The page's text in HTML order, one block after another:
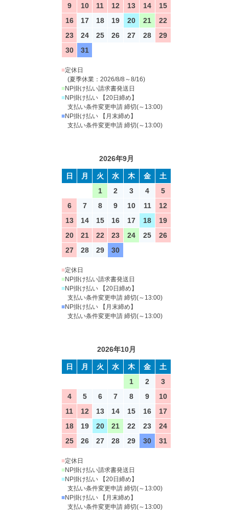
9
10 11 12 13 14
15
16
17 18 19 20 21
22
23
24 25 26 27 28
29
30
31
■定休日
(夏季休業：2026/8/8～8/16)
■NP掛け払い請求書発送日
■NP掛け払い 【20日締め】
支払い条件変更申請 締切(～13:00)
■NP掛け払い 【月末締め】
支払い条件変更申請 締切(～13:00)
2026年9月
日 月 火 水 木 金
土
1
2 3 4
5
6
7 8 9 10 11
12
13
14 15 16 17 18
19
20
21 22 23 24 25
26
27
28 29 30
■定休日
■NP掛け払い請求書発送日
■NP掛け払い 【20日締め】
支払い条件変更申請 締切(～13:00)
■NP掛け払い 【月末締め】
支払い条件変更申請 締切(～13:00)
2026年10月
日 月 火 水 木 金
土
1
2
3
4
5 6 7 8 9
10
11
12 13 14 15 16
17
18
19 20 21 22 23
24
25
26 27 28 29 30 31
■定休日
■NP掛け払い請求書発送日
■NP掛け払い 【20日締め】
支払い条件変更申請 締切(～13:00)
■NP掛け払い 【月末締め】
支払い条件変更申請 締切(～13:00)